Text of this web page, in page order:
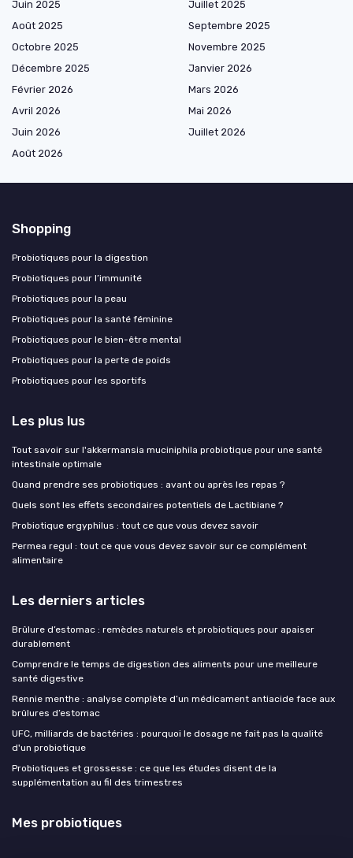
Juin 2025
Juillet 2025
Août 2025
Septembre 2025
Octobre 2025
Novembre 2025
Décembre 2025
Janvier 2026
Février 2026
Mars 2026
Avril 2026
Mai 2026
Juin 2026
Juillet 2026
Août 2026
Shopping
Probiotiques pour la digestion
Probiotiques pour l’immunité
Probiotiques pour la peau
Probiotiques pour la santé féminine
Probiotiques pour le bien-être mental
Probiotiques pour la perte de poids
Probiotiques pour les sportifs
Les plus lus
Tout savoir sur l'akkermansia muciniphila probiotique pour une santé
intestinale optimale
Quand prendre ses probiotiques : avant ou après les repas ?
Quels sont les effets secondaires potentiels de Lactibiane ?
Probiotique ergyphilus : tout ce que vous devez savoir
Permea regul : tout ce que vous devez savoir sur ce complément
alimentaire
Les derniers articles
Brûlure d’estomac : remèdes naturels et probiotiques pour apaiser
durablement
Comprendre le temps de digestion des aliments pour une meilleure
santé digestive
Rennie menthe : analyse complète d’un médicament antiacide face aux
brûlures d’estomac
UFC, milliards de bactéries : pourquoi le dosage ne fait pas la qualité
d'un probiotique
Probiotiques et grossesse : ce que les études disent de la
supplémentation au fil des trimestres
Mes probiotiques